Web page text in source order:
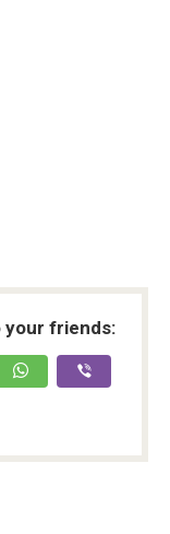
your friends: